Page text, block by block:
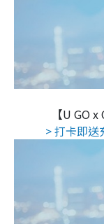
【U GO
> 打卡即送